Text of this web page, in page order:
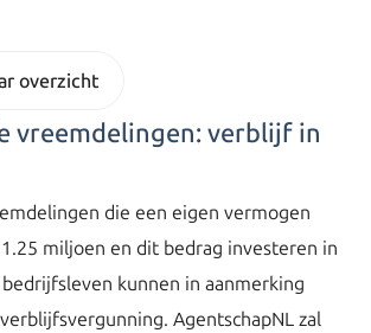
overzicht
vreemdelingen: verblijf in
die een eigen vermogen
1.25 miljoen en dit bedrag investeren in
kunnen in aanmerking
AgentschapNL zal